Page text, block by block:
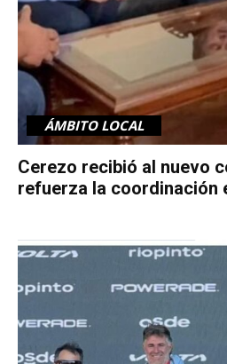
ÁMBITO LOCAL
Cerezo recibió al nuevo
refuerza la coordinación